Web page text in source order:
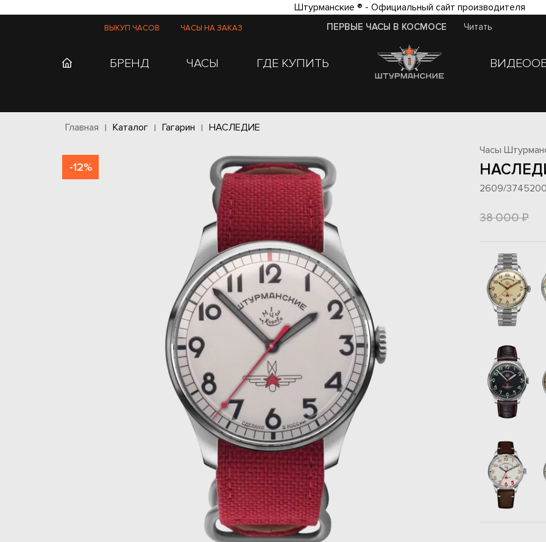
Штурманские ® - Официальный сайт производителя
ВЫКУП ЧАСОВ ЧАСЫ НА ЗАКАЗ ПЕРВЫЕ ЧАСЫ В КОСМОСЕ Читать
БРЕНД ЧАСЫ ГДЕ КУПИТЬ
Главная Каталог Гагарин НАСЛЕДИЕ
-12%
Часы
2609/
38 000 ₽